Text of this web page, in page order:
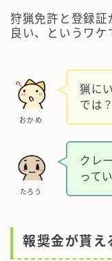
狩猟免許と登録証
良い、というワケ
おかめ
猟に
では？
たろう
クレ
って
報奨金が貰え